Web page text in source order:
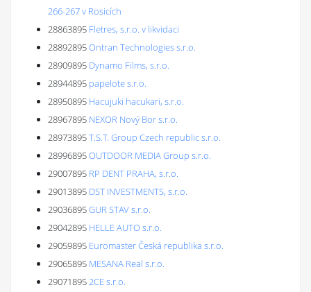
266-267 v Rosicích
28863895 Fletres, s.r.o. v likvidaci
28892895Ontran Technologies s.r.o.
28909895 Dynamo Films, s.r.o.
28944895 papelote s.r.o.
28950895 Hacujuki hacukari, s.r.o.
28967895 NEXOR Nový Bor s.r.o.
28973895T.S.T. Group Czech republic s.r.o.
28996895OUTDOOR MEDIA Group s.r.o.
29007895 RP DENT PRAHA, s.r.o.
29013895 DST INVESTMENTS, s.r.o.
29036895GUR STAV s.r.o.
29042895 HELLE AUTO s.r.o.
29059895 Euromaster Česká republika s.r.o.
29065895 MESANA Real s.r.o.
290718952CE s.r.o.